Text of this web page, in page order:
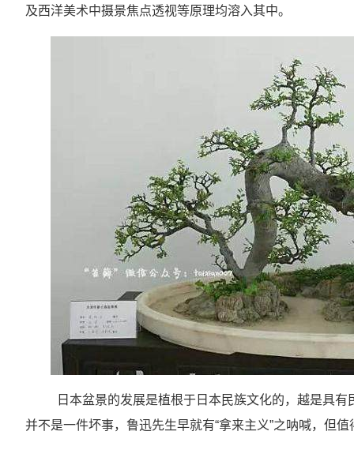
及西洋美术中摄景焦点透视等原理均溶入其中。
日本盆景的发展是植根于日本民族文化的，越是具
并不是一件坏事，鲁迅先生早就有“拿来主义”之呐喊，但